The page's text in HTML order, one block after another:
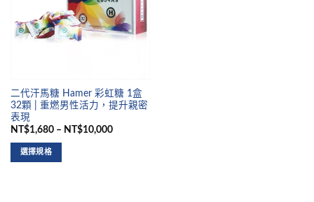
二代汗馬糖 Hamer 彩虹糖 1盒
32顆 | 重燃男性活力，提升親密
表現
NT$1,680 – NT$10,000
選擇規格